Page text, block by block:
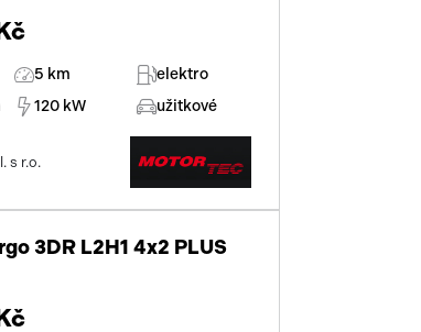
5 km
elektro
120 kW užitkové
s r.o.
3DR L2H1 4x2 PLUS